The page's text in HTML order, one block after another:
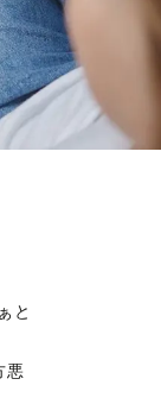
と
悪